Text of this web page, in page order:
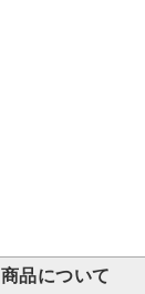
商品について